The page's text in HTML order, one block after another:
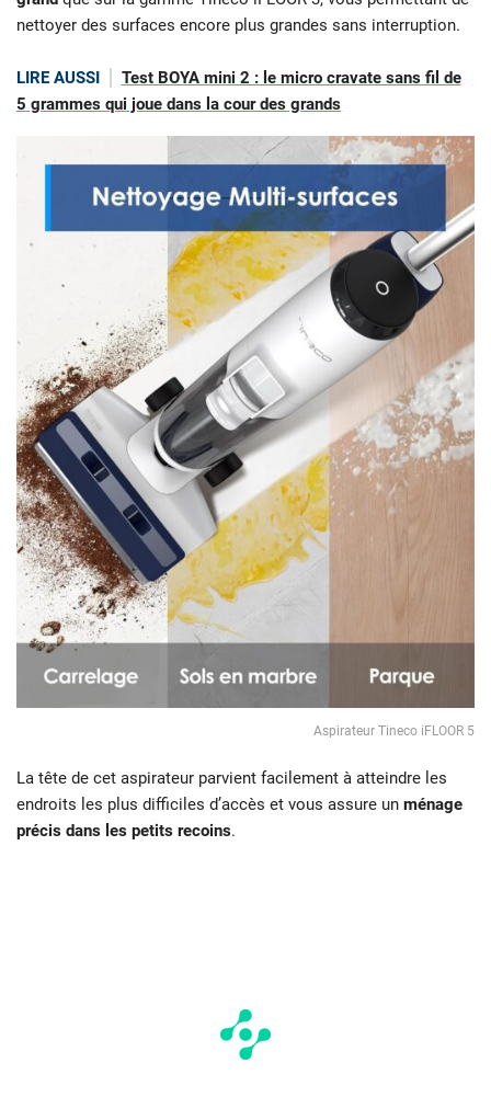
nettoyer des surfaces encore plus grandes sans interruption.
LIRE AUSSI
Test BOYA mini 2 : le micro cravate sans fil de
5 grammes qui joue dans la cour des grands
Aspirateur Tineco iFLOOR 5
La tête de cet aspirateur parvient facilement à atteindre les
endroits les plus difficiles d’accès et vous assure un ménage
précis dans les petits recoins.